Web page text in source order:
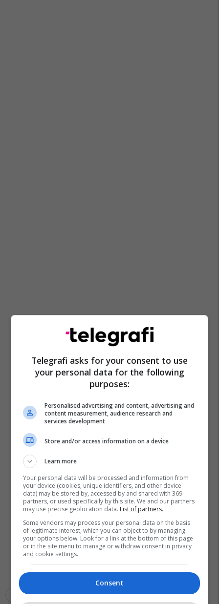
Zgjedhjet 2019 Alergjia Helmi Zarfet
Enis Halimi
Telegrafi asks for your consent to use
your personal data for the following
purposes:
Personalised advertising and content, advertising and
content measurement, audience research and
services development
Store and/or access information on a device
Learn more
Your personal data will be processed and information from
your device (cookies, unique identifiers, and other device
data) may be stored by, accessed by and shared with 369
partners, or used specifically by this site. We and our partners
may use precise geolocation data. List of partners.
Some vendors may process your personal data on the basis
of legitimate interest, which you can object to by managing
your options below. Look for a link at the bottom of this page
or in the site menu to manage or withdraw consent in privacy
and cookie settings.
Consent